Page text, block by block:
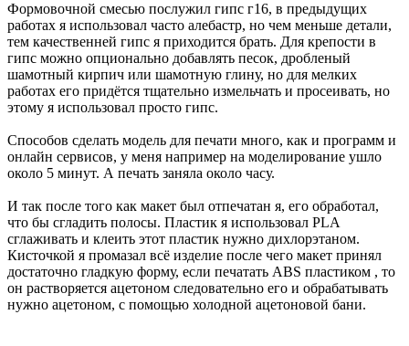
Формовочной смесью послужил гипс г16, в предыдущих
работах я использовал часто алебастр, но чем меньше детали,
тем качественней гипс я приходится брать. Для крепости в
гипс можно опционально добавлять песок, дробленый
шамотный кирпич или шамотную глину, но для мелких
работах его придётся тщательно измельчать и просеивать, но
этому я использовал просто гипс.
Способов сделать модель для печати много, как и программ и
онлайн сервисов, у меня например на моделирование ушло
около 5 минут. А печать заняла около часу.
И так после того как макет был отпечатан я, его обработал,
что бы сгладить полосы. Пластик я использовал PLA
сглаживать и клеить этот пластик нужно дихлорэтаном.
Кисточкой я промазал всё изделие после чего макет принял
достаточно гладкую форму, если печатать ABS пластиком , то
он растворяется ацетоном следовательно его и обрабатывать
нужно ацетоном, с помощью холодной ацетоновой бани.